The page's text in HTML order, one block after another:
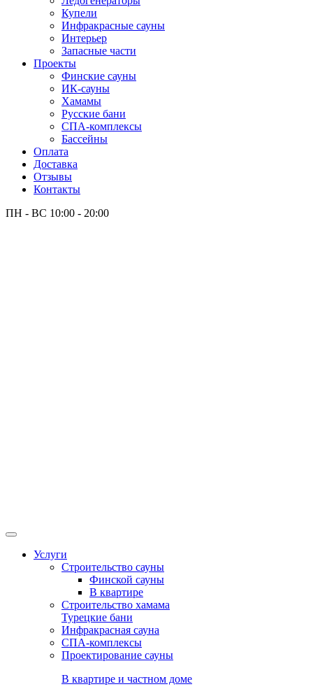
Купели
Инфракрасные сауны
Интерьер
Запасные части
Проекты
Финские сауны
ИК-сауны
Хамамы
Русские бани
СПА-комплексы
Бассейны
Оплата
Доставка
Отзывы
Контакты
ПН - ВС 10:00 - 20:00
Услуги
Строительство сауны
Финской сауны
В квартире
Строительство хамама
Турецкие бани
Инфракрасная сауна
СПА-комплексы
Проектирование сауны
В квартире и частном доме